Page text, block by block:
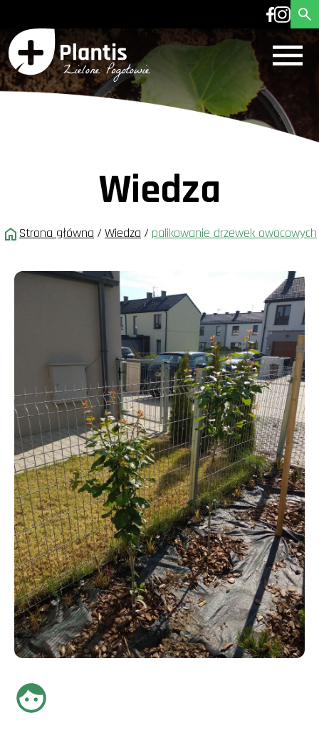
Wiedza
Strona główna / Wiedza / palikowanie drzewek owocowych